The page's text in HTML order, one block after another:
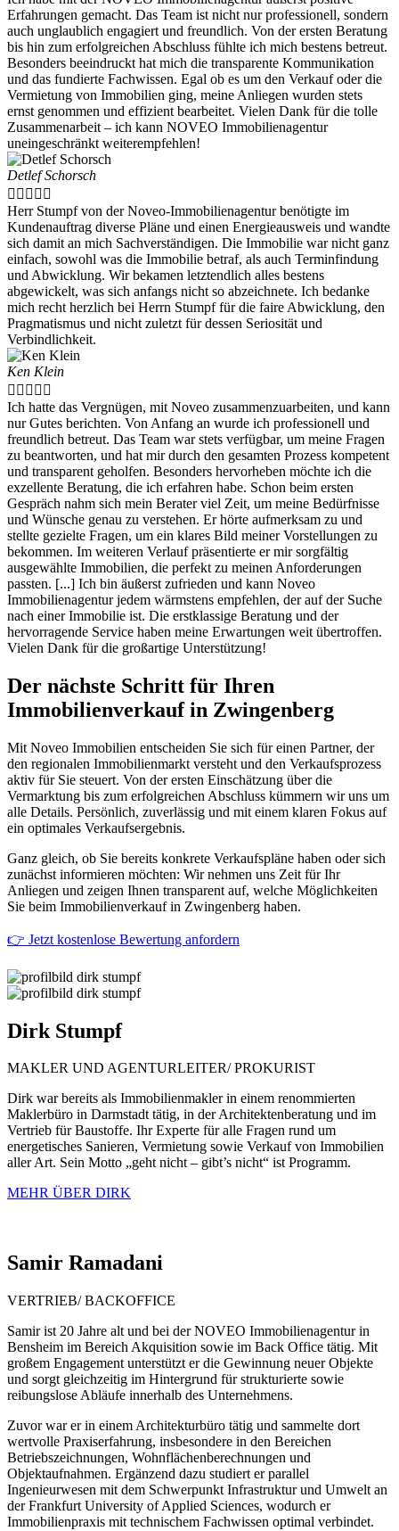
Erfahrungen gemacht. Das Team ist nicht nur professionell, sondern
auch unglaublich engagiert und freundlich. Von der ersten Beratung
bis hin zum erfolgreichen Abschluss fühlte ich mich bestens betreut.
Besonders beeindruckt hat mich die transparente Kommunikation
und das fundierte Fachwissen. Egal ob es um den Verkauf oder die
Vermietung von Immobilien ging, meine Anliegen wurden stets
ernst genommen und effizient bearbeitet. Vielen Dank für die tolle
Zusammenarbeit – ich kann NOVEO Immobilienagentur
uneingeschränkt weiterempfehlen!
Detlef Schorsch
    
Herr Stumpf von der Noveo-Immobilienagentur benötigte im
Kundenauftrag diverse Pläne und einen Energieausweis und wandte
sich damit an mich Sachverständigen. Die Immobilie war nicht ganz
einfach, sowohl was die Immobilie betraf, als auch Terminfindung
und Abwicklung. Wir bekamen letztendlich alles bestens
abgewickelt, was sich anfangs nicht so abzeichnete. Ich bedanke
mich recht herzlich bei Herrn Stumpf für die faire Abwicklung, den
Pragmatismus und nicht zuletzt für dessen Seriosität und
Verbindlichkeit.
Ken Klein
    
Ich hatte das Vergnügen, mit Noveo zusammenzuarbeiten, und kann
nur Gutes berichten. Von Anfang an wurde ich professionell und
freundlich betreut. Das Team war stets verfügbar, um meine Fragen
zu beantworten, und hat mir durch den gesamten Prozess kompetent
und transparent geholfen. Besonders hervorheben möchte ich die
exzellente Beratung, die ich erfahren habe. Schon beim ersten
Gespräch nahm sich mein Berater viel Zeit, um meine Bedürfnisse
und Wünsche genau zu verstehen. Er hörte aufmerksam zu und
stellte gezielte Fragen, um ein klares Bild meiner Vorstellungen zu
bekommen. Im weiteren Verlauf präsentierte er mir sorgfältig
ausgewählte Immobilien, die perfekt zu meinen Anforderungen
passten. [...] Ich bin äußerst zufrieden und kann Noveo
Immobilienagentur jedem wärmstens empfehlen, der auf der Suche
nach einer Immobilie ist. Die erstklassige Beratung und der
hervorragende Service haben meine Erwartungen weit übertroffen.
Vielen Dank für die großartige Unterstützung!
Der nächste Schritt für Ihren
Immobilienverkauf in Zwingenberg
Mit Noveo Immobilien entscheiden Sie sich für einen Partner, der
den regionalen Immobilienmarkt versteht und den Verkaufsprozess
aktiv für Sie steuert. Von der ersten Einschätzung über die
Vermarktung bis zum erfolgreichen Abschluss kümmern wir uns um
alle Details. Persönlich, zuverlässig und mit einem klaren Fokus auf
ein optimales Verkaufsergebnis.
Ganz gleich, ob Sie bereits konkrete Verkaufspläne haben oder sich
zunächst informieren möchten: Wir nehmen uns Zeit für Ihr
Anliegen und zeigen Ihnen transparent auf, welche Möglichkeiten
Sie beim Immobilienverkauf in Zwingenberg haben.
👉 Jetzt kostenlose Bewertung anfordern
Dirk Stumpf
MAKLER UND AGENTURLEITER/ PROKURIST
Dirk war bereits als Immobilienmakler in einem renommierten
Maklerbüro in Darmstadt tätig, in der Architektenberatung und im
Vertrieb für Baustoffe. Ihr Experte für alle Fragen rund um
energetisches Sanieren, Vermietung sowie Verkauf von Immobilien
aller Art. Sein Motto „geht nicht – gibt’s nicht“ ist Programm.
MEHR ÜBER DIRK
Samir Ramadani
VERTRIEB/ BACKOFFICE
Samir ist 20 Jahre alt und bei der NOVEO Immobilienagentur in
Bensheim im Bereich Akquisition sowie im Back Office tätig. Mit
großem Engagement unterstützt er die Gewinnung neuer Objekte
und sorgt gleichzeitig im Hintergrund für strukturierte sowie
reibungslose Abläufe innerhalb des Unternehmens.
Zuvor war er in einem Architekturbüro tätig und sammelte dort
wertvolle Praxiserfahrung, insbesondere in den Bereichen
Betriebszeichnungen, Wohnflächenberechnungen und
Objektaufnahmen. Ergänzend dazu studiert er parallel
Ingenieurwesen mit dem Schwerpunkt Infrastruktur und Umwelt an
der Frankfurt University of Applied Sciences, wodurch er
Immobilienpraxis mit technischem Fachwissen optimal verbindet.